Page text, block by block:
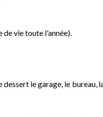
de vie toute l'année).
dessert le garage, le bureau,